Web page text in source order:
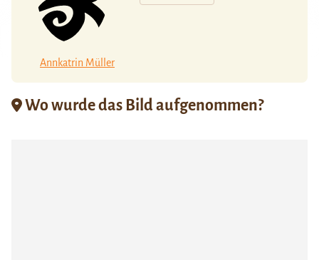
Annkatrin Müller
Wo wurde das Bild aufgenommen?